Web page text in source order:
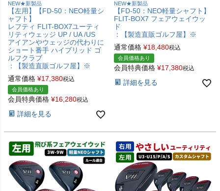
NEW★新製品
【左用】【FD-50：NEO軽量シ
ャフト】
レフティ FLIT-BOX7ユーティ
リティウェッジ UP / UA /US
アイアンやウェッジの代わりに
ショート番手 ハイブリッド ゴ
ルフクラブ
：【製造直販ゴルフ屋】※
通常価格 ¥17,380税込
会員価格あり
会員特典価格 ¥16,280税込
詳細を見る
NEW★新製品
【FD-50：NEO軽量シャフト】
FLIT-BOX7 フェアウェイウッ
ド
：【製造直販ゴルフ屋】※
通常価格 ¥18,480税込
会員価格あり
会員特典価格 ¥17,380税込
詳細を見る